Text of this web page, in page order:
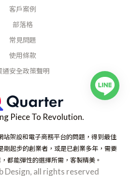
客戶案例
部落格
常見問題
使用條款
通安全政策聲明
Piece To Revolution.
架設和電子商務平台的問題，得到最佳
剛起步的創業者，或是已創業多年，需要
都能彈性的選擇所需，客製精美。
Design, all rights reserved